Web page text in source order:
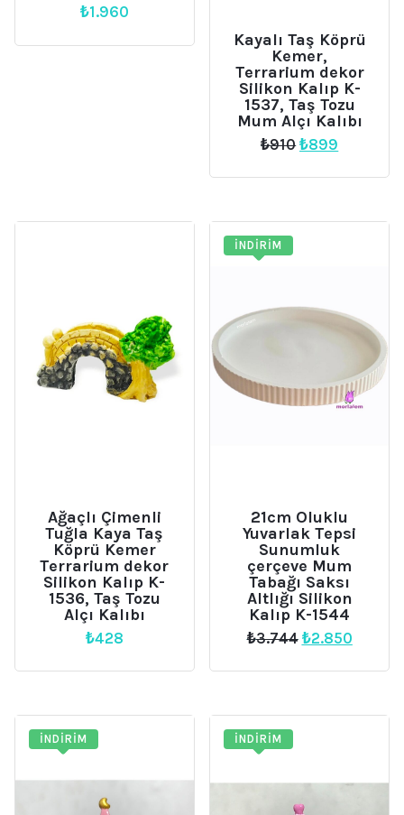
₺1.960
Kayalı Taş Köprü
Kemer,
Terrarium dekor
Silikon Kalıp K-
1537, Taş Tozu
Mum Alçı Kalıbı
₺910Orijinal
₺910.
₺899
fiyat:
Ağaçlı Çimenli
Tuğla Kaya Taş
Köprü Kemer
Terrarium dekor
Silikon Kalıp K-
1536, Taş Tozu
Alçı Kalıbı
₺428
İNDIRIM
21cm Oluklu
Yuvarlak Tepsi
Sunumluk
çerçeve Mum
Tabağı Saksı
Altlığı Silikon
Kalıp K-1544
₺3.744 Orijinal
₺3.744.
₺2.850Şu
fiyat:
İNDIRIM İNDIRIM